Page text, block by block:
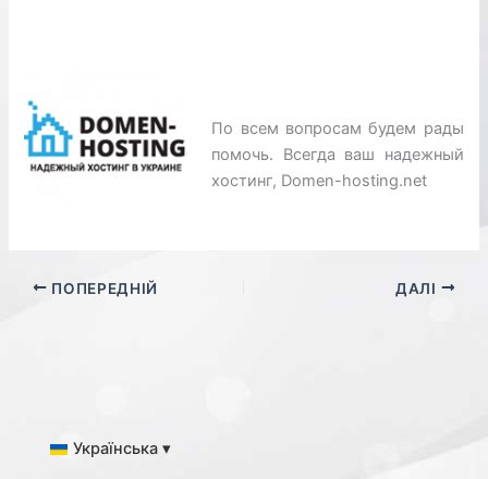
По всем вопросам будем рады
помочь. Всегда ваш надежный
хостинг, Domen-hosting.net
ПОПЕРЕДНІЙ ДАЛІ
Українська ▾